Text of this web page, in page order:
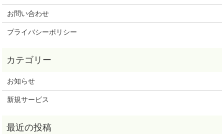
お問い合わせ
プライバシーポリシー
お知らせ
新規サービス